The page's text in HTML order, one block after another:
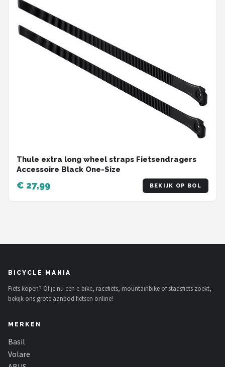
Thule extra long wheel straps Fietsendragers
Accessoire Black One-Size
€ 27,99 BEKIJK OP BOL
BICYCLE MANIA
Fiets kopen? Of je nu een e-bike, racefiets, mountainbike of stadsfiets zoekt,
bekijk ons grote aanbod fietsen online!
MERKEN
Basil
Volare